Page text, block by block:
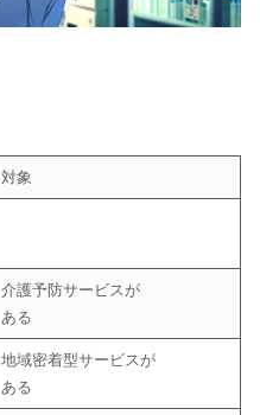
対象
介護予防サービスが
ある
地域密着型サービスが
ある